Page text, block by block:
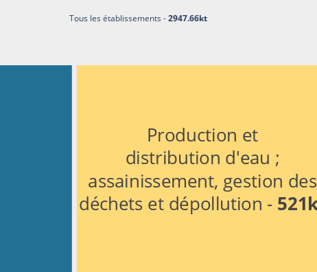
Tous les établissements - 2947.66kt
Production et
distribution d'eau ;
assainissement, gestion des
déchets et dépollution -